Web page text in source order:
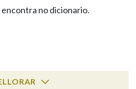
FIGURAS HOMENAXEADAS
PORTAL DAS PALABRAS
no dicionario.